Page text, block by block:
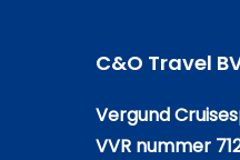
C&O Travel
Vergund
VVR nummer